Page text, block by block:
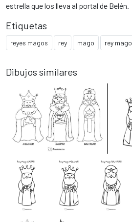
estrella que los lleva al portal de Belén.
Etiquetas
reyes magos rey mago rey mago
Dibujos similares